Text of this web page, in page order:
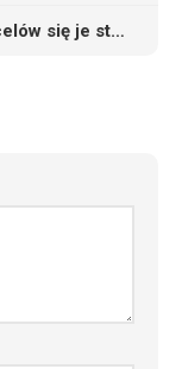
Wychwytowe wanny – do jakich celów się je stosuje